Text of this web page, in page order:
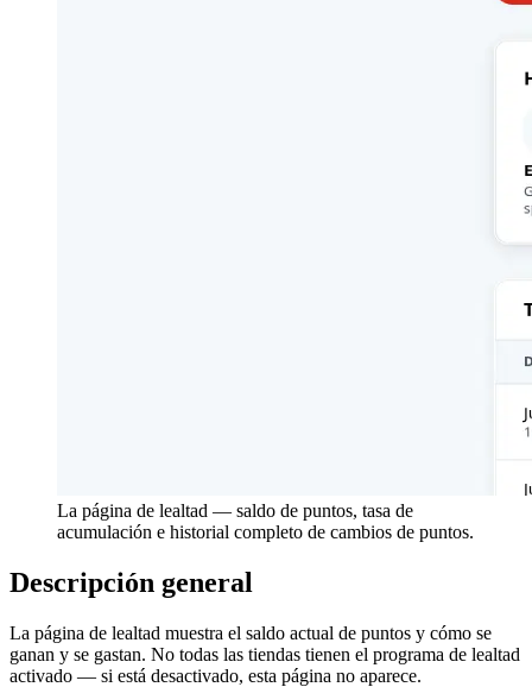
La página de lealtad — saldo de puntos, tasa de
acumulación e historial completo de cambios de puntos.
Descripción general
La página de lealtad muestra el saldo actual de puntos y cómo se
ganan y se gastan. No todas las tiendas tienen el programa de lealtad
activado — si está desactivado, esta página no aparece.